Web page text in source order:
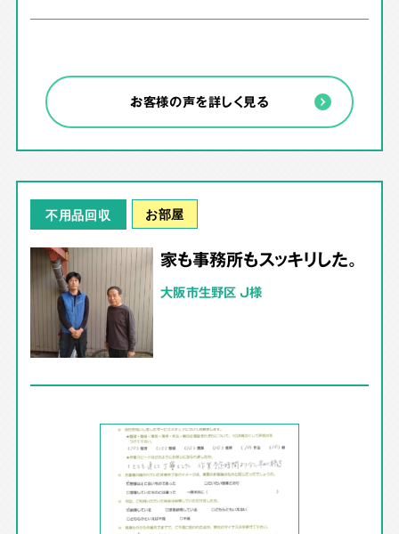
お客様の声を詳しく見る
不用品回収 お部屋
家も事務所もスッキリした。
大阪市生野区 J様